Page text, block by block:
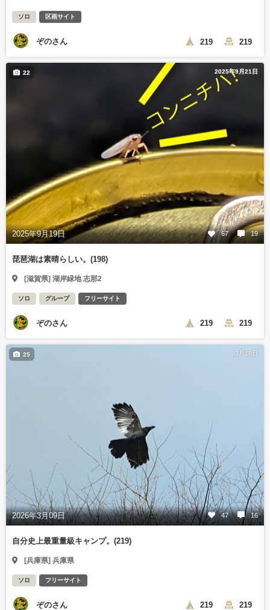
ソロ 区画サイト
ぞのさん 219 219
2025年9月21日
2025年9月19日 67 19
22
琵琶湖は素晴らしい。(198)
[滋賀県] 湖岸緑地 志那2
ソロ グループ フリーサイト
ぞのさん 219 219
3月10日
2026年3月09日 47 16
25
自分史上最重量級キャンプ。(219)
[兵庫県] 兵庫県
ソロ フリーサイト
ぞのさん 219 219